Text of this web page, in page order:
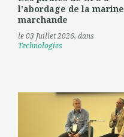
l'abordage de la marine
marchande
le 03 Juillet 2026, dans
Technologies